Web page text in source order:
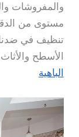
والمفروشات
مستوى من
تنظيف في
الأسطح
الباهية